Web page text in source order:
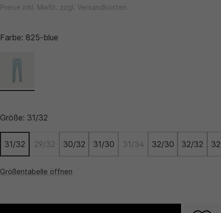
Preise inkl. MwSt. zzgl. Versandkosten
Farbe: 825-blue
Größe: 31/32
31/32 29/32 30/32 31/30 31/34 32/30 32/32
Größentabelle öffnen